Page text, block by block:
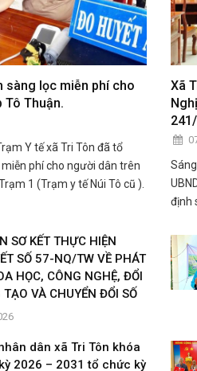
sàng lọc miễn phí cho
Tô Thuận.
Y tế xã Tri Tôn đã tổ
phí cho người dân trên
1 (Trạm y tế Núi Tô cũ ).
Xã
định
các
SƠ KẾT THỰC HIỆN
SỐ 57-NQ/TW VỀ PHÁT
HỌC, CÔNG NGHỆ, ĐỔI
TẠO VÀ CHUYỂN ĐỔI SỐ
dân xã Tri Tôn khóa
2026 – 2031 tổ chức kỳ